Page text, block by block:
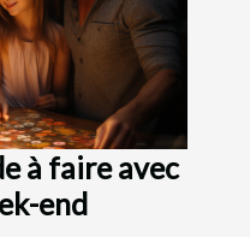
à faire avec
end